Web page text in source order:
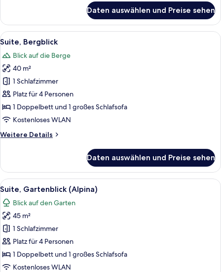
Suite
Daten auswählen und Preise sehen
Alle
Fotos
für
Suite,
Bergblick
anzeigen
Ein Doppelbett mit weißen
6
Suite, Bergblick
Blick auf die Berge
40 m²
1 Schlafzimmer
Platz für 4 Personen
1 Doppelbett und 1 großes Schlafsofa
Kostenloses WLAN
Weitere Details
Weitere
Bergblick
Daten auswählen und Preise sehen
Alle
Fotos
für
Suite,
Gartenblick
(Alpina)
anzeigen
Ein Hotelzimmer mit einer
10
Suite, Gartenblick (Alpina)
Blick auf den Garten
45 m²
1 Schlafzimmer
Platz für 4 Personen
1 Doppelbett und 1 großes Schlafsofa
Kostenloses WLAN